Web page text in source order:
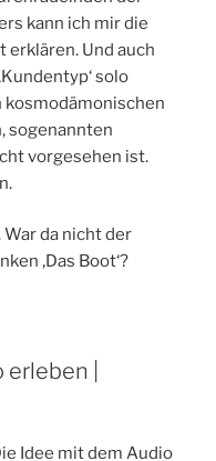
kann ich mir die
erklären. Und auch
solo
kosmodämonischen
sogenannten
vorgesehen ist.
da nicht der
‚Das Boot‘?
|
Idee mit dem Audio